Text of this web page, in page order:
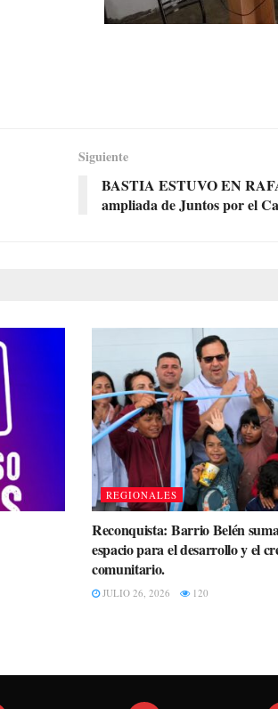
Siguiente
BASTIA ESTUVO EN
ampliada de Juntos por el
REGIONALES
Reconquista: Barrio Belén
espacio para el desarrollo y el
comunitario.
JULIO 26, 2026 120